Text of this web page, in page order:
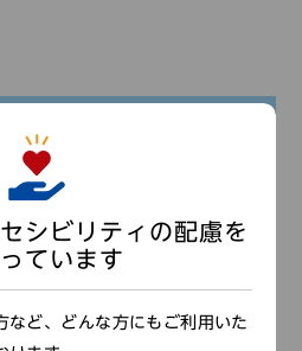
火）～7月21日（木）
選となります（結果は申込
」より申し込み手続きを行なっ
ください。
シビリティの配慮を
ています
など、どんな方にもご利用いた